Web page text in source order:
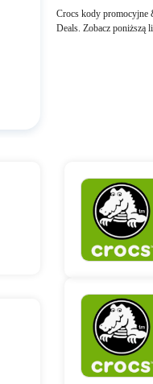
Crocs kody promocyjne
Deals. Zobacz poniższą